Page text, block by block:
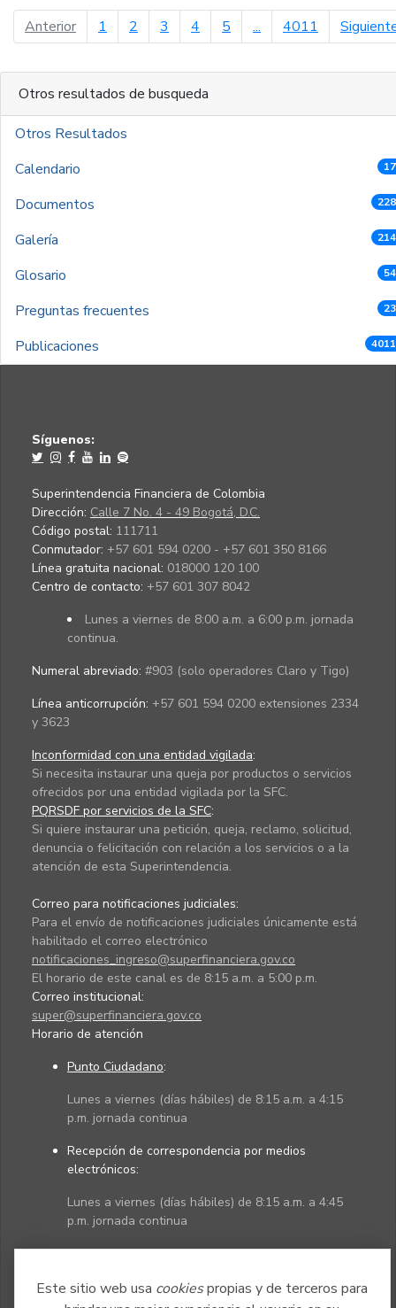
Este sitio web usa cookiespropias y de terceros para
Anteriorpágina anterior
1 2 3 4 5 ... 4011
Otros resultados de busqueda
Otros Resultados
Calendario
Documentos
Galería
Glosario
Preguntas frecuentes
Publicaciones
Síguenos:
Superintendencia Financiera de Colombia
Dirección: Calle 7 No. 4 - 49 Bogotá, D.C.
Código postal: 111711
Conmutador: +57 601 594 0200 - +57 601 350 8166
Línea gratuita nacional: 018000 120 100
Centro de contacto: +57 601 307 8042
Lunes a viernes de 8:00 a.m. a 6:00 p.m. jornada
continua.
Numeral abreviado: #903 (solo operadores Claro y Tigo)
Línea anticorrupción: +57 601 594 0200 extensiones 2334
y 3623
Inconformidad con una entidad vigilada:
Si necesita instaurar una queja por productos o servicios
ofrecidos por una entidad vigilada por la SFC.
PQRSDF por servicios de la SFC:
Si quiere instaurar una petición, queja, reclamo, solicitud,
denuncia o felicitación con relación a los servicios o a la
atención de esta Superintendencia.
Correo para notificaciones judiciales:
Para el envío de notificaciones judiciales únicamente está
habilitado el correo electrónico
notificaciones_ingreso@superfinanciera.gov.co
El horario de este canal es de 8:15 a.m. a 5:00 p.m.
Correo institucional:
super@superfinanciera.gov.co
Horario de atención
Punto Ciudadano:
Lunes a viernes (días hábiles) de 8:15 a.m. a 4:15
p.m. jornada continua
Recepción de correspondencia por medios
electrónicos:
Lunes a viernes (días hábiles) de 8:15 a.m. a 4:45
p.m. jornada continua